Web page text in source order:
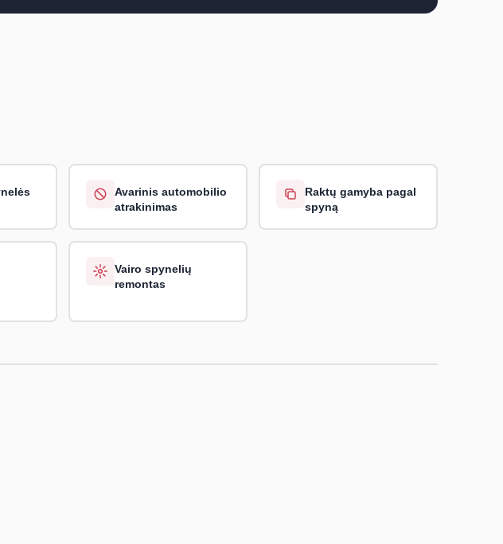
Avarinis automobilio
atrakinimas
Raktų gamyba pagal
spyną
Vairo spynelių
remontas